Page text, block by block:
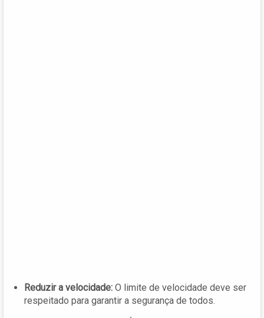
Reduzir a velocidade: O limite de velocidade deve ser
respeitado para garantir a segurança de todos.